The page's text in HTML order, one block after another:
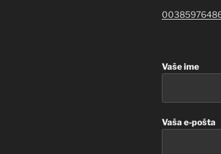
Vaše ime
Vaša e-pošta